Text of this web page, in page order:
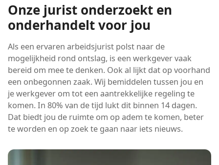
Onze jurist onderzoekt en
onderhandelt voor jou
Als een ervaren arbeidsjurist polst naar de
mogelijkheid rond ontslag, is een werkgever vaak
bereid om mee te denken. Ook al lijkt dat op voorhand
een onbegonnen zaak. Wij bemiddelen tussen jou en
je werkgever om tot een aantrekkelijke regeling te
komen. In 80% van de tijd lukt dit binnen 14 dagen.
Dat biedt jou de ruimte om op adem te komen, beter
te worden en op zoek te gaan naar iets nieuws.